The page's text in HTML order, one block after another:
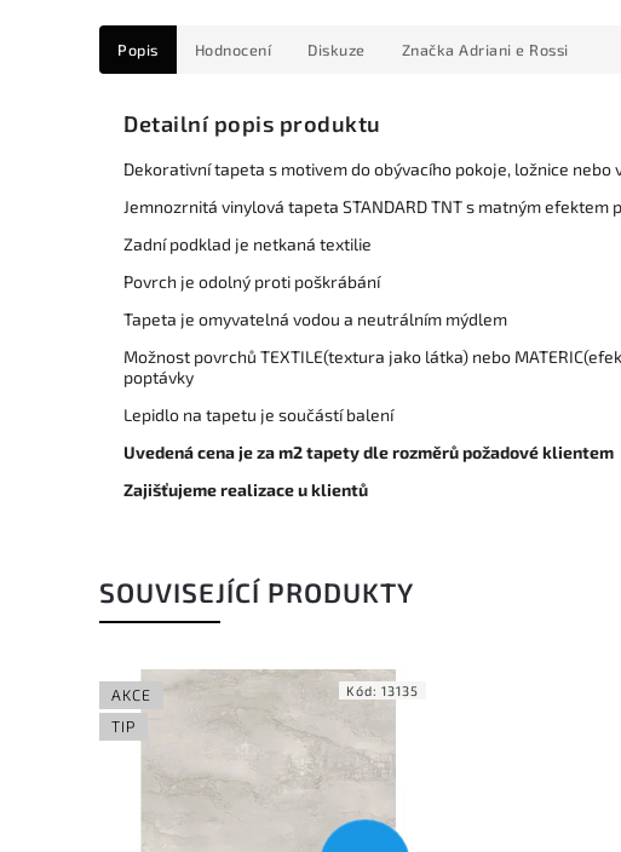
Popis Hodnocení Diskuze Značka Adriani e Rossi
Detailní popis produktu
Dekorativní tapeta s motivem do obývacího pokoje, ložnice nebo
Jemnozrnitá vinylová tapeta STANDARD TNT s matným efektem
Zadní podklad je netkaná textilie
Povrch je odolný proti poškrábání
Tapeta je omyvatelná vodou a neutrálním mýdlem
Možnost povrchů TEXTILE(textura jako látka) nebo
poptávky
Lepidlo na tapetu je součástí balení
Uvedená cena je za m2 tapety dle rozměrů požadové klientem
Zajišťujeme realizace u klientů
SOUVISEJÍCÍ PRODUKTY
AKCE
TIP
Kód: 13135